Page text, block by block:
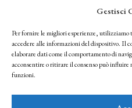
Gestisci
Per fornire le migliori esperienze, utilizziamo
accedere alle informazioni del dispositivo. Il
elaborare dati come il comportamento di
acconsentire o ritirare il consenso può
funzioni.
Facendo clic per iscriverti, riconosci che
seguendo la nostra Privacy Policy
© 2025 Istituto Matteucci. All right reserved
l’autorizzazione scritta dei proprietari dei